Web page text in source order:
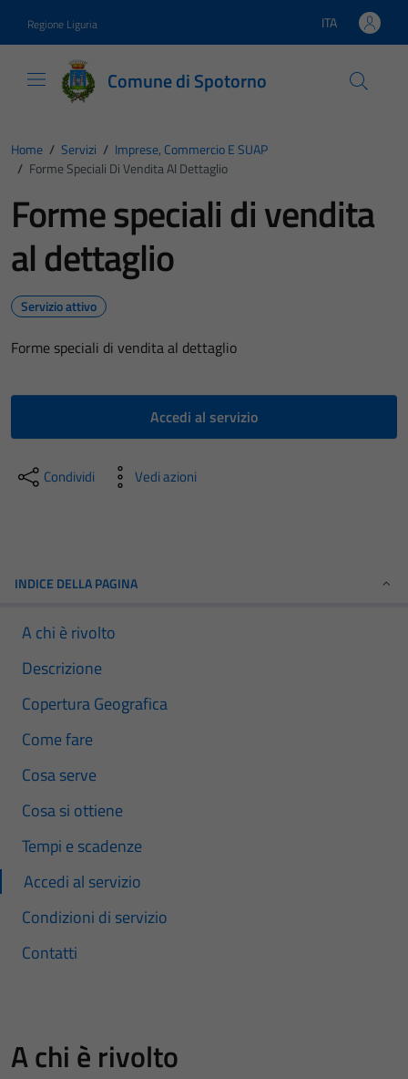
Regione Liguria Lingua attiva:
ITA
Comune di Spotorno
Home / Servizi / Imprese, Commercio E SUAP
/ Forme Speciali Di Vendita Al Dettaglio
Forme speciali di vendita
al dettaglio
Servizio attivo
Forme speciali di vendita al dettaglio
Accedi al servizio
Condividi Vedi azioni
INDICE DELLA PAGINA
A chi è rivolto
Descrizione
Copertura Geografica
Come fare
Cosa serve
Cosa si ottiene
Tempi e scadenze
Accedi al servizio
Condizioni di servizio
Contatti
A chi è rivolto